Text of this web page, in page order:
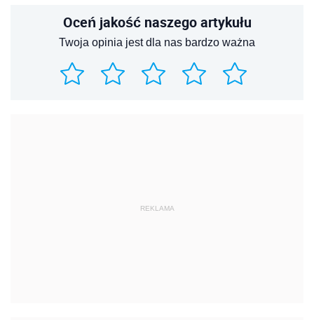
Oceń jakość naszego artykułu
Twoja opinia jest dla nas bardzo ważna
REKLAMA